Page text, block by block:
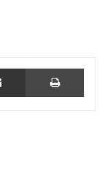
Condividi via Email Stampa